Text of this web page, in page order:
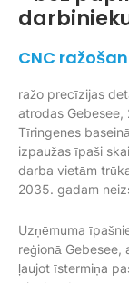
CNC
ražo precīzijas
atrodas
Tīringenes
izpaužas īpaši
darba vietām
2035. gadam
Uzņēmuma
reģionā
ļaujot īstermiņa